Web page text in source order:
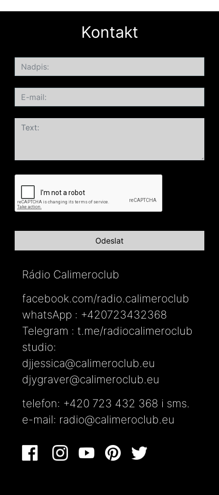
Kontakt
Rádio Calimeroclub
facebook.com/radio.calimeroclub
whatsApp : +420723432368
Telegram : t.me/radiocalimeroclub
studio:
djjessica@calimeroclub.eu
djygraver@calimeroclub.eu
telefon: +420 723 432 368 i sms.
e-mail: radio@calimeroclub.eu